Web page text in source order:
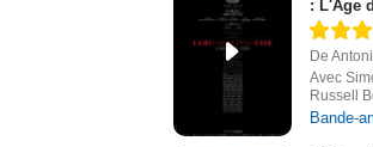
: L'Âge
De
Avec
Russell
Bande-